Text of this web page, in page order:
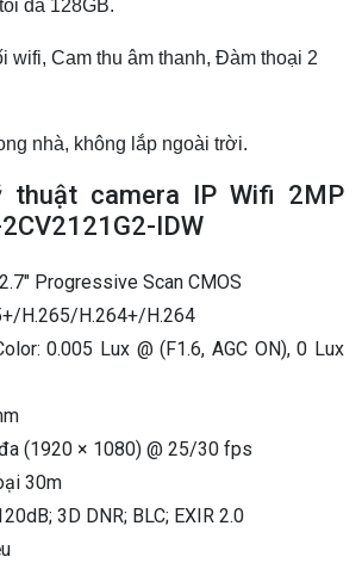
đa 128GB.
wifi, Cam thu âm thanh, Đàm thoại 2
nhà, không lắp ngoài trời.
thuật camera IP Wifi 2MP
IDW
Progressive Scan CMOS
H.265/H.264+/H.264
0.005 Lux @ (F1.6, AGC ON), 0 Lux
(1920 × 1080) @ 25/30 fps
30m
3D DNR; BLC; EXIR 2.0